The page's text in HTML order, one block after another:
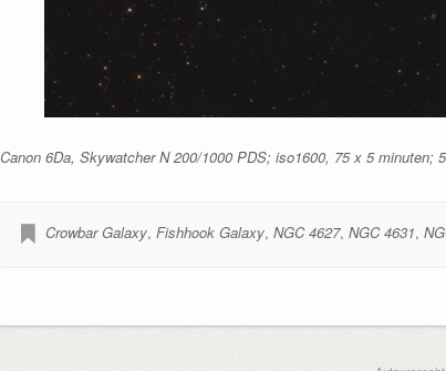
Canon 6Da, Skywatcher N 200/1000 PDS; iso1600, 75 x 5 minuten;
Crowbar Galaxy, Fishhook Galaxy, NGC 4627, NGC 4631,